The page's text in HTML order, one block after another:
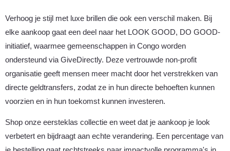
Verhoog je stijl met luxe brillen die ook een verschil maken. Bij
elke aankoop gaat een deel naar het LOOK GOOD, DO GOOD-
initiatief, waarmee gemeenschappen in Congo worden
ondersteund via GiveDirectly. Deze vertrouwde non-profit
organisatie geeft mensen meer macht door het verstrekken van
directe geldtransfers, zodat ze in hun directe behoeften kunnen
voorzien en in hun toekomst kunnen investeren.
Shop onze eersteklas collectie en weet dat je aankoop je look
verbetert en bijdraagt aan echte verandering. Een percentage van